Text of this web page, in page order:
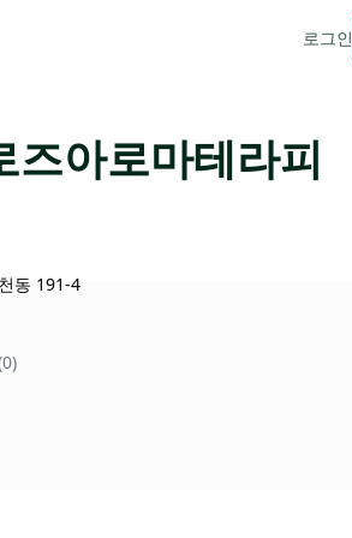
로그인
즈아로마테라피
동 191-4